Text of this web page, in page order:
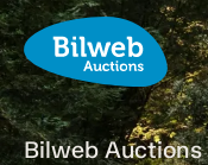
Bilweb Auctions